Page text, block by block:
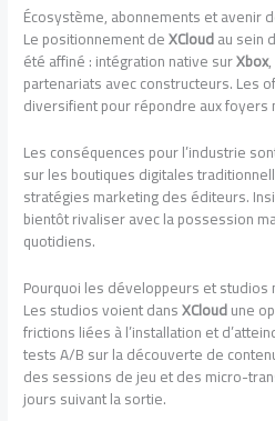
Écosystème, abonnements et avenir
Le positionnement deXCloudau sein
été affiné : intégration native surXbox
partenariats avec constructeurs. Les
diversifient pour répondre aux foyers
Les conséquences pour l’industrie
sur les boutiques digitales
stratégies marketing des éditeurs.
bientôt rivaliser avec la possession
quotidiens.
Pourquoi les développeurs et studios
Les studios voient dansXCloudune
frictions liées à l’installation et
tests A/B sur la découverte de
des sessions de jeu et des micro-
jours suivant la sortie.